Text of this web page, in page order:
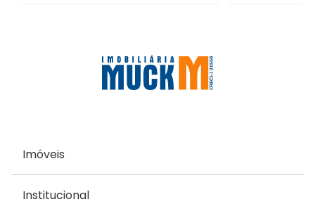
Imóveis
Institucional